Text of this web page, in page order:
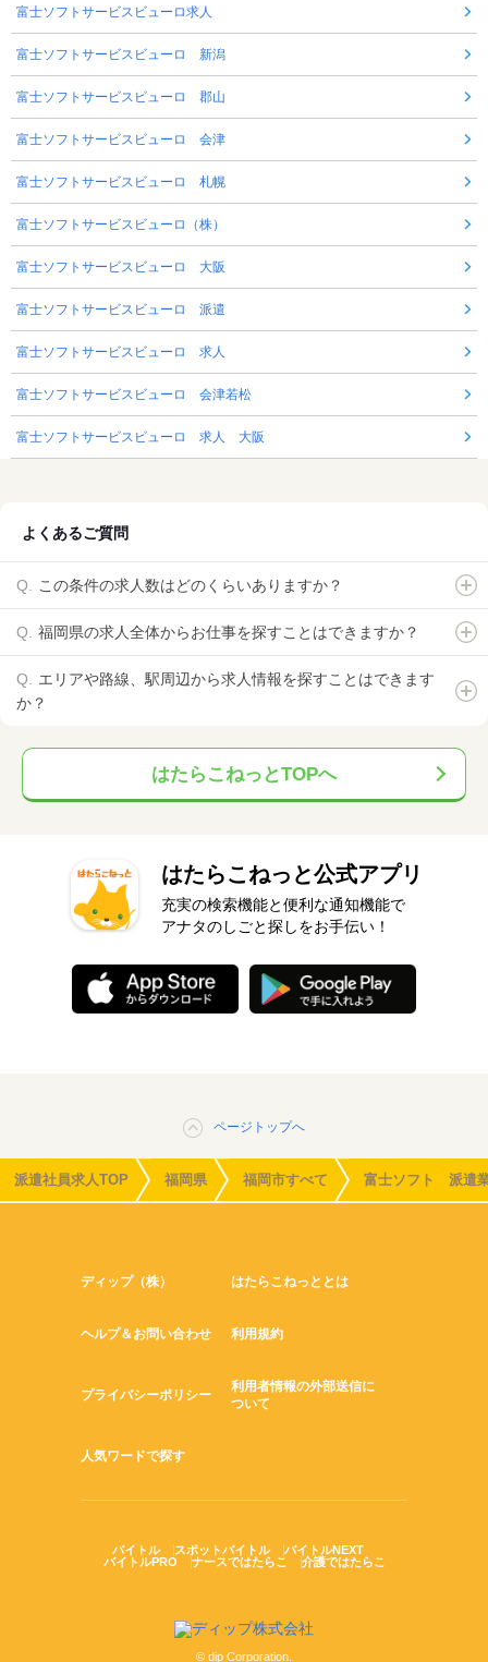
富士ソフトサービスビューロ求人
富士ソフトサービスビューロ 新潟
富士ソフトサービスビューロ 郡山
富士ソフトサービスビューロ 会津
富士ソフトサービスビューロ 札幌
富士ソフトサービスビューロ（株）
富士ソフトサービスビューロ 大阪
富士ソフトサービスビューロ 派遣
富士ソフトサービスビューロ 求人
富士ソフトサービスビューロ 会津若松
富士ソフトサービスビューロ 求人 大阪
よくあるご質問
この条件の求人数はどのくらいありますか？
福岡県の求人全体からお仕事を探すことはできますか？
エリアや路線、駅周辺から求人情報を探すことはできます
か？
はたらこねっとTOPへ
はたらこねっと公式アプリ
充実の検索機能と便利な通知機能で
アナタのしごと探しをお手伝い！
ページトップへ
派遣社員求人TOP 福岡県 福岡市すべて 富士ソフト 派遣
ディップ（株） はたらこねっととは
ヘルプ＆お問い合わせ 利用規約
プライバシーポリシー
利用者情報の外部送信に
ついて
人気ワードで探す
バイトル スポットバイトル
バイトルNEXT
バイトルPRO
ナースではたらこ 介護ではたらこ
© dip Corporation.